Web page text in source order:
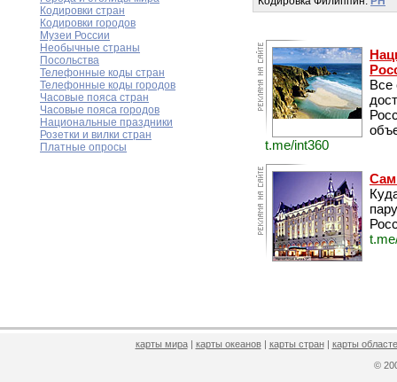
Кодировки стран
Кодировки городов
Музеи России
Необычные страны
Посольства
Телефонные коды стран
Телефонные коды городов
Часовые пояса стран
Часовые пояса городов
Национальные праздники
Розетки и вилки стран
Платные опросы
Все
t.me/int360
карты мира| карты океанов| карты стран| карты
©